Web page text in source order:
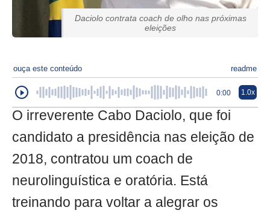
Daciolo contrata coach de olho nas próximas
eleições
ouça este conteúdo readme
0:00 1.0x
O irreverente Cabo Daciolo, que foi
candidato a presidência nas eleição de
2018, contratou um coach de
neurolinguística e oratória. Está
treinando para voltar a alegrar os